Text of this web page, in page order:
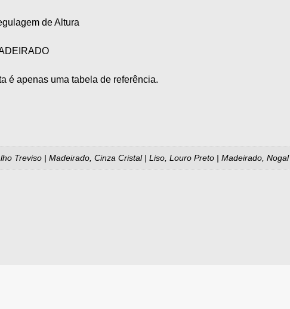
de Altura
é apenas uma tabela de referência.
Treviso | Madeirado, Cinza Cristal | Liso, Louro Preto | Madeirado,